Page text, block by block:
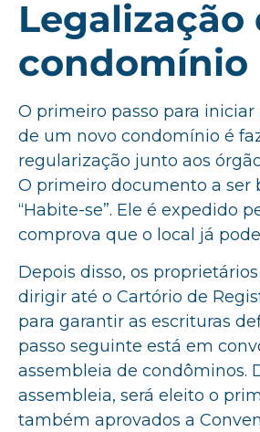
Legalização
condomínio
O primeiro passo para
de um novo condomínio é
regularização junto aos
O primeiro documento a ser
“Habite-se”. Ele é expedido
comprova que o local já
Depois disso, os
dirigir até o Cartório de
para garantir as escrituras
passo seguinte está em
assembleia de condôminos.
assembleia, será eleito o
também aprovados a